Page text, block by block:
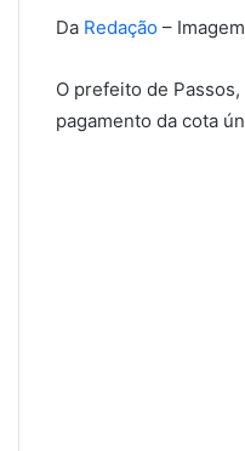
Da Redação –
O prefeito de Passos,
pagamento da cota